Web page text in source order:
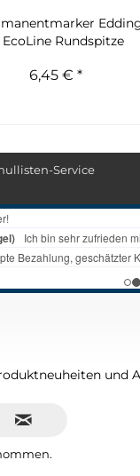
EcoLine Rundspitze
6,45 € *
Service
und